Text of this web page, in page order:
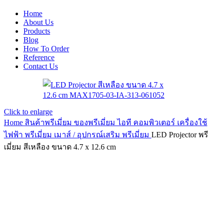
Home
About Us
Products
Blog
How To Order
Reference
Contact Us
Click to enlarge
Home สินค้าพรีเมี่ยม ของพรีเมี่ยมไอที คอมพิวเตอร์ เครื่องใช้
ไฟฟ้า พรีเมี่ยม เมาส์ / อุปกรณ์เสริม พรีเมี่ยม LED Projector พรี
เมี่ยม สีเหลือง ขนาด 4.7 x 12.6 cm